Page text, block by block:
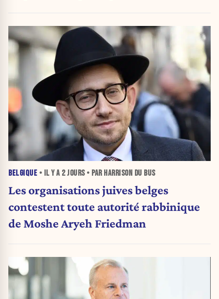
BELGIQUE • IL Y A 2 JOURS• PAR HARRISON DU BUS
Les organisations juives belges
contestent toute autorité rabbinique
de Moshe Aryeh Friedman